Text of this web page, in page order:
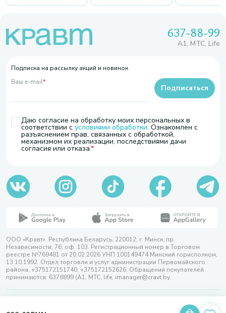
637-88-99
A1, МТС, Life
Подписка на рассылку акций и новинок
Ваш e-mail*
Даю согласие на обработку моих персональных в
соответствии с условиями обработки. Ознакомлен с
разъяснением прав, связанных с обработкой,
механизмом их реализации, последствиями дачи
согласия или отказа.
Подписаться
ООО «Кравт». Республика Беларусь, 220012, г. Минск, пр.
Независимости, 76, оф. 103. Регистрационный номер в Торговом
реестре №769481 от 20.02.2026 УНП 100149474 Минский горисполком,
13.10.1992. Отдел торговли и услуг администрации Первомайского
района, +375172151740; +375172152626. Обращения покупателей
принимаются: 6378899 (А1, МТС, life, imanager@cravt.by.